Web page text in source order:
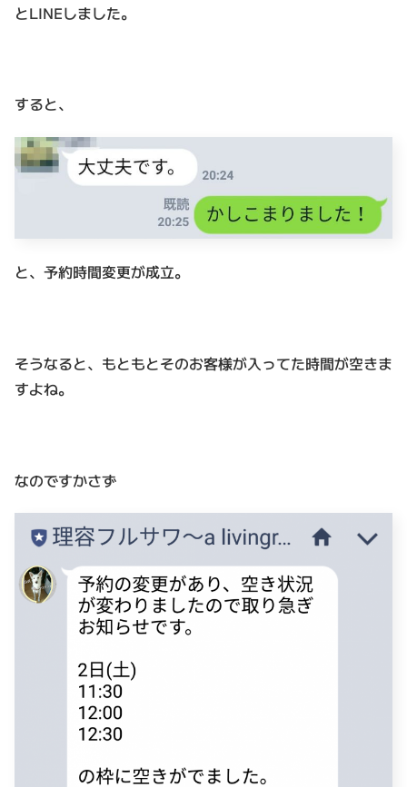
とLINEしました。
すると、
と、予約時間変更が成立。
そうなると、もともとそのお客様が入ってた時間が空きま
すよね。
なのですかさず